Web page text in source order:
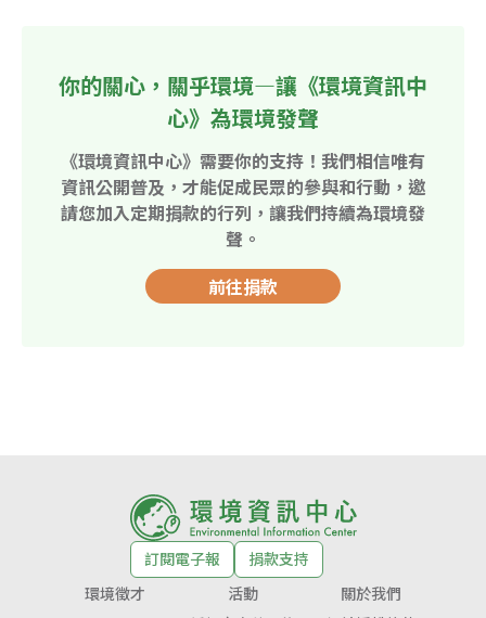
你的關心，關乎環境—讓《環境資訊中
心》為環境發聲
《環境資訊中心》需要你的支持！我們相信唯有
資訊公開普及，才能促成民眾的參與和行動，邀
請您加入定期捐款的行列，讓我們持續為環境發
聲。
前往捐款
訂閱電子報
捐款支持
環境徵才
活動
關於我們